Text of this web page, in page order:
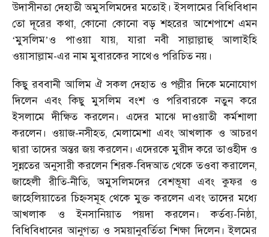
উদাসীনতা দেহাতী অমুসলিমদের মতোই। ইসলামের বিধিবিধান
তো দূরের কথা, কোনো কোনো বড় শহরের আশেপাশে এমন
‘মুসলিম’ও পাওয়া যায়, যারা নবী সাল্লাল্লাহু আলাইহি
ওয়াসাল্লাম-এর নাম মুবারকের সাথেও পরিচিত নয়।
কিছু রববানী আলিম ঐ সকল দেহাত ও পল্লীর দিকে মনোযোগ
দিলেন এবং কিছু মুসলিম বংশ ও পরিবারকে নতুন করে
ইসলামে দীক্ষিত করলেন। এদের মাঝে দাওয়াতী কর্মশালা
করলেন। ওয়াজ-নসীহত, মেলামেশা এবং আখলাক ও আচরণ
দ্বারা তাদের অন্তর জয় করলেন। এদেরকে মুরীদ করে তাওহীদ ও
সুন্নতের অনুসারী করলেন শিরক-বিদআত থেকে তওবা করালেন,
জাহেলী রীতি-নীতি, অমুসলিমদের বেশভূষা এবং কুফর ও
জাহেলিয়াতের চিহ্নসমূহ থেকে মুক্ত করলেন এবং তাদের মধ্যে
আখলাক ও ইনসানিয়াত পয়দা করলেন। কর্তব্য-নিষ্ঠা,
বিধিবিধানের আনুগত্য ও সময়ানুবর্তিতা শিক্ষা দিলেন। ইলমের